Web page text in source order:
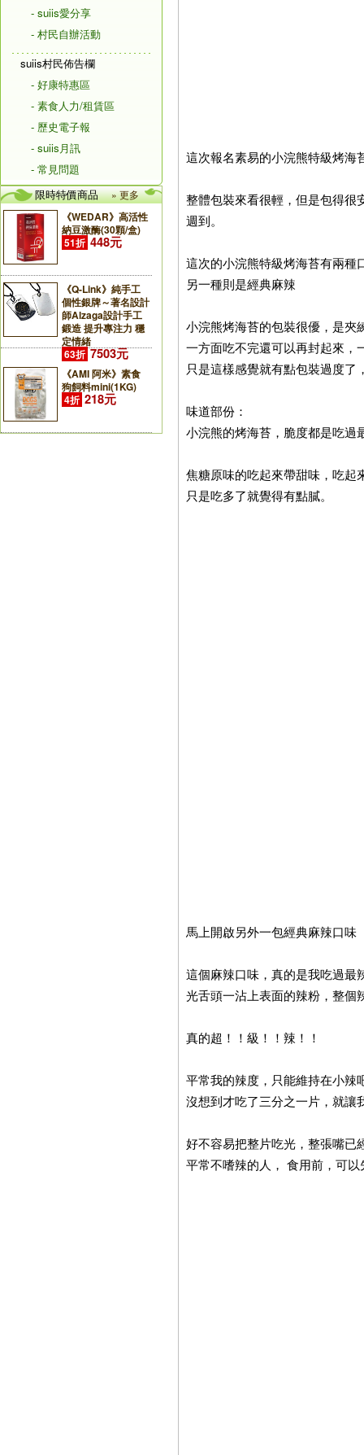
- suiis愛分享
- 村民自辦活動
suiis村民佈告欄
- 好康特惠區
- 素食人力/租賃區
- 歷史電子報
- suiis月訊
- 常見問題
限時特價商品
» 更多
《WEDAR》高活性
納豆激酶(30顆/盒)
51折 448元
《Q-Link》純手工
個性銀牌～著名設計
師Alzaga設計手工
鍛造 提升專注力 穩
定情緒
63折 7503元
《AMI 阿米》素食
狗飼料mini(1KG)
4折 218元
這次報名素易的小浣熊特級烤海
整體包裝來看很輕，但是包得很
週到。
這次的小浣熊特級烤海苔有兩種
另一種則是經典麻辣
小浣熊烤海苔的包裝很優，是夾
一方面吃不完還可以再封起來，
只是這樣感覺就有點包裝過度
味道部份：
小浣熊的烤海苔，脆度都是吃過
焦糖原味的吃起來帶甜味，吃起
只是吃多了就覺得有點膩。
馬上開啟另外一包經典麻辣口味
這個麻辣口味，真的是我吃過最
光舌頭一沾上表面的辣粉，整個
真的超！！級！！辣！！
平常我的辣度，只能維持在小辣
沒想到才吃了三分之一片，就讓
好不容易把整片吃光，整張嘴已
平常不嗜辣的人， 食用前，可